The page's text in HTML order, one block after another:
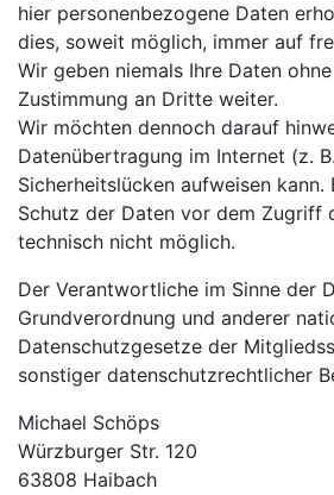
hier personenbezogene Daten
dies, soweit möglich, immer auf
Wir geben niemals Ihre Daten
Zustimmung an Dritte weiter.
Wir möchten dennoch darauf
Datenübertragung im Internet (z.
Sicherheitslücken aufweisen kann.
Schutz der Daten vor dem Zugriff
technisch nicht möglich.
Der Verantwortliche im Sinne der
Grundverordnung und anderer
Datenschutzgesetze der
sonstiger datenschutzrechtlicher
Michael Schöps
Würzburger Str. 120
63808 Haibach